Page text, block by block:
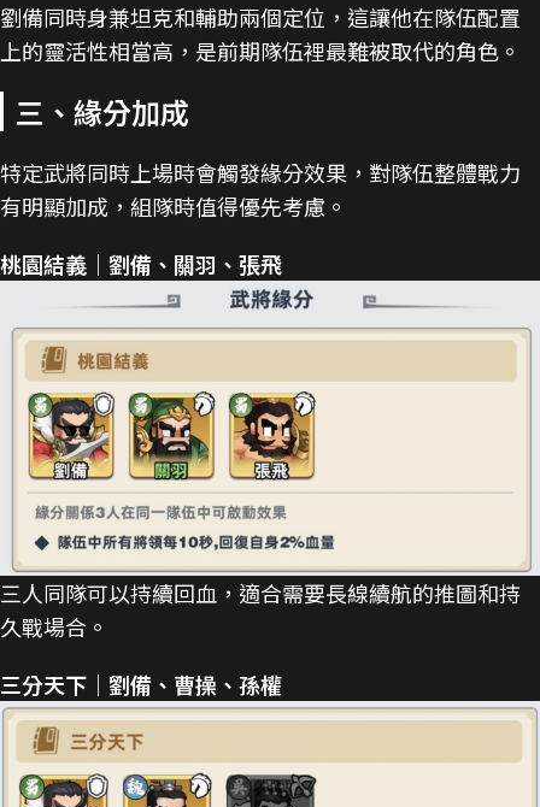
劉備同時身兼坦克和輔助兩個定位，這讓他在隊伍配置
上的靈活性相當高，是前期隊伍裡最難被取代的角色。
三、緣分加成
特定武將同時上場時會觸發緣分效果，對隊伍整體戰力
有明顯加成，組隊時值得優先考慮。
桃園結義｜劉備、關羽、張飛
三人同隊可以持續回血，適合需要長線續航的推圖和持
久戰場合。
三分天下｜劉備、曹操、孫權